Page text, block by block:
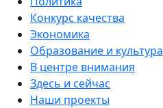
Конкурс качества
Экономика
Образование и культура
В центре внимания
Здесь и сейчас
Наши проекты